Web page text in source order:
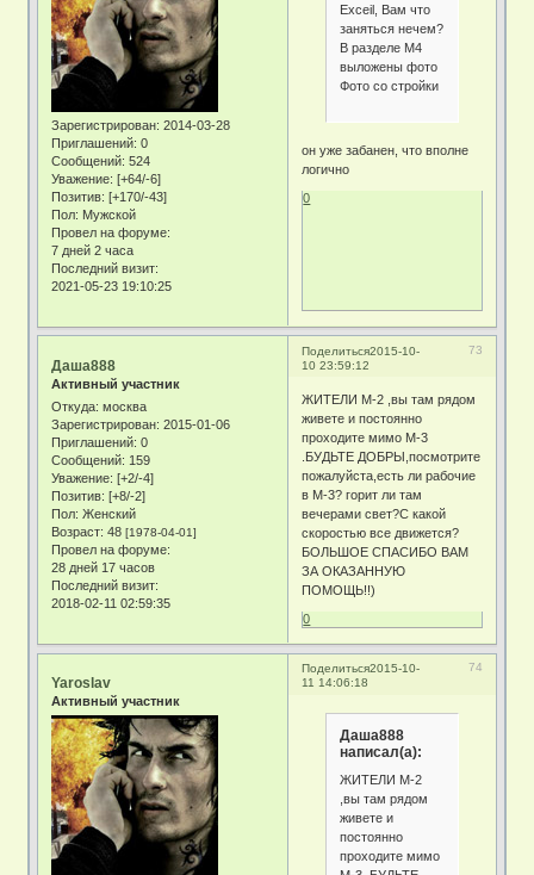
Зарегистрирован: 2014-03-28
Приглашений: 0
Сообщений: 524
Уважение: [+64/-6]
Позитив: [+170/-43]
Пол: Мужской
Провел на форуме:
7 дней 2 часа
Последний визит:
2021-05-23 19:10:25
Exceil, Вам что
заняться нечем?
В разделе М4
выложены фото
Фото со стройки
он уже забанен, что вполне
логично
0
Поделиться 73
2015-10-
10 23:59:12
Даша888
Активный участник
Откуда: москва
Зарегистрирован: 2015-01-06
Приглашений: 0
Сообщений: 159
Уважение: [+2/-4]
Позитив: [+8/-2]
Пол: Женский
Возраст: 48[1978-04-01]
Провел на форуме:
28 дней 17 часов
Последний визит:
2018-02-11 02:59:35
ЖИТЕЛИ М-2 ,вы там рядом
живете и постоянно
проходите мимо М-3
.БУДЬТЕ ДОБРЫ,посмотрите
пожалуйста,есть ли рабочие
в М-3? горит ли там
вечерами свет?С какой
скоростью все движется?
БОЛЬШОЕ СПАСИБО ВАМ
ЗА ОКАЗАННУЮ
ПОМОЩЬ!!)
0
Поделиться 74
2015-10-
11 14:06:18
Yaroslav
Активный участник
Даша888
написал(а):
ЖИТЕЛИ М-2
,вы там рядом
живете и
постоянно
проходите мимо